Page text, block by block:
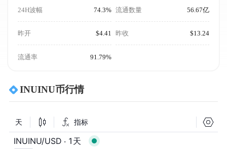
24H波幅 74.3% 流通数量 56.67亿
昨开 $4.41 昨收 $13.24
流通率 91.79%
INUINU币行情